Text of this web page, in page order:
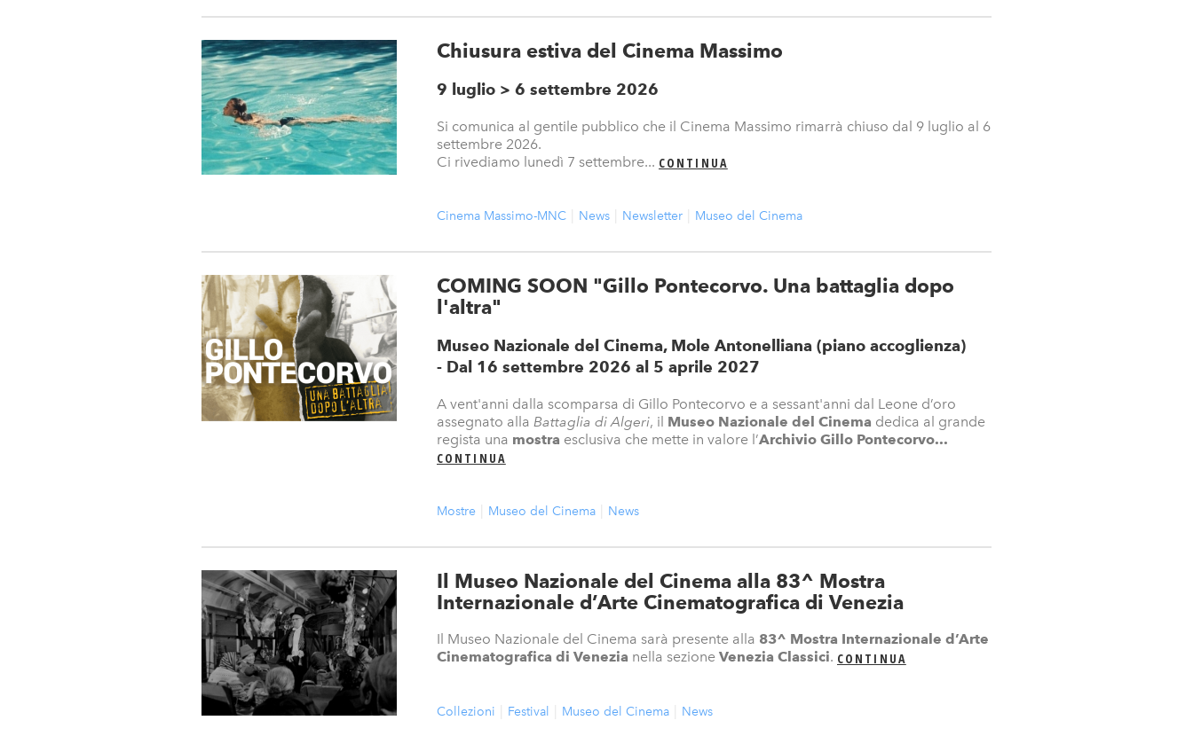
Chiusura estiva del Cinema Massimo
9 luglio > 6 settembre 2026
Si comunica al gentile pubblico che il Cinema Massimo rimarrà chiuso dal 9 luglio al 6
settembre 2026.
Ci rivediamo lunedì 7 settembre... CONTINUA
Cinema Massimo-MNC News Newsletter Museo del Cinema
COMING SOON "Gillo Pontecorvo. Una battaglia dopo
l'altra"
Museo Nazionale del Cinema, Mole Antonelliana (piano accoglienza)
- Dal 16 settembre 2026 al 5 aprile 2027
A vent'anni dalla scomparsa di Gillo Pontecorvo e a sessant'anni dal Leone d’oro
assegnato alla Battaglia di Algeri, il Museo Nazionale del Cinema dedica al grande
regista una mostra esclusiva che mette in valore l’Archivio Gillo Pontecorvo...
CONTINUA
Mostre Museo del Cinema News
Il Museo Nazionale del Cinema alla 83^ Mostra
Internazionale d’Arte Cinematografica di Venezia
Il Museo Nazionale del Cinema sarà presente alla 83^ Mostra Internazionale d’Arte
Cinematografica di Venezia nella sezione Venezia Classici. CONTINUA
Collezioni Festival Museo del Cinema News